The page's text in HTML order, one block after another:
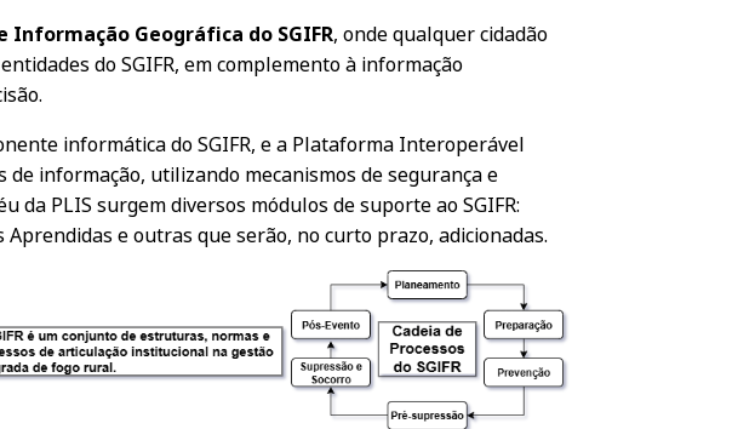
Informação Geográfica do SGIFR, onde qualquer cidadão
do SGIFR, em complemento à informação
informática do SGIFR, e a Plataforma Interoperável
informação, utilizando mecanismos de segurança e
PLIS surgem diversos módulos de suporte ao SGIFR:
e outras que serão, no curto prazo, adicionadas.​